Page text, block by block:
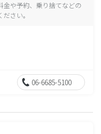
金や予約、乗り捨てなどの
さい。
06-6685-5100